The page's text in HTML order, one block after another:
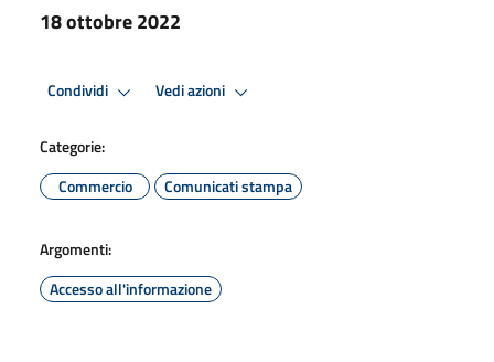
18 ottobre 2022
Condividi Vedi azioni
Categorie:
Commercio
Comunicati stampa
Argomenti:
Accesso all'informazione